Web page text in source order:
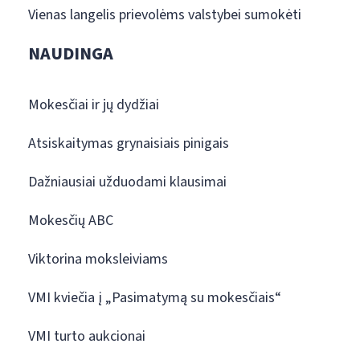
Vienas langelis prievolėms valstybei sumokėti
NAUDINGA
Mokesčiai ir jų dydžiai
Atsiskaitymas grynaisiais pinigais
Dažniausiai užduodami klausimai
Mokesčių ABC
Viktorina moksleiviams
VMI kviečia į „Pasimatymą su mokesčiais“
VMI turto aukcionai